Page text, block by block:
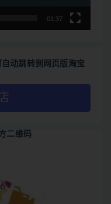
01:37
动跳转到网页版淘宝
二维码